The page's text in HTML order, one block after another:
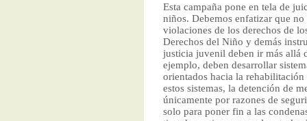
Esta campaña pone en tela de
niños. Debemos enfatizar que
violaciones de los derechos de
Derechos del Niño y demás
justicia juvenil deben ir más allá
ejemplo, deben desarrollar
orientados hacia la
estos sistemas, la detención de
únicamente por razones de
solo para poner fin a las